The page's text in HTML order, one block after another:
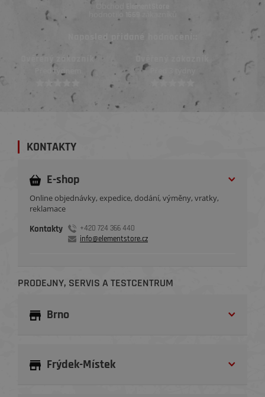
Obchod ElementStore
hodnotilo
Naposled přidané hodnocení::
Ověřený zákazník
Před 3 týdny
KONTAKTY
E-shop
Online objednávky, expedice, dodání, výměny, vratky,
reklamace
Kontakty
+420 724 366 440
info@elementstore.cz
PRODEJNY, SERVIS A TESTCENTRUM
Brno
Frýdek-Místek